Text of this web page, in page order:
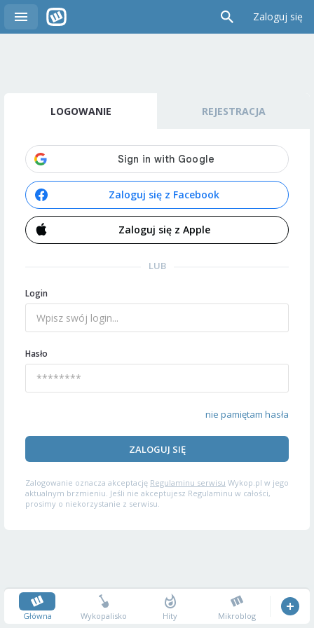
Zaloguj się
LOGOWANIE REJESTRACJA
Zaloguj się z Facebook
Zaloguj się z Apple
LUB
Login
Hasło
nie pamiętam hasła
ZALOGUJ SIĘ
Zalogowanie oznacza akceptację Regulaminu serwisu Wykop.pl w jego
aktualnym brzmieniu. Jeśli nie akceptujesz Regulaminu w całości,
prosimy o niekorzystanie z serwisu.
Główna Wykopalisko Hity Mikroblog